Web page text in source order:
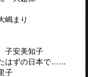
嶋まり
子安美知子
たはずの日本で……
子